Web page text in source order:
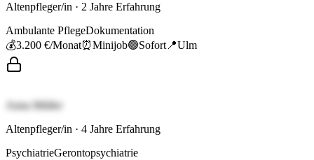
Altenpfleger/in · 2 Jahre Erfahrung
Ambulante PflegeDokumentation
💰3.200 €/Monat⏰Minijob🟢Sofort 📍Ulm
Anna Müller
Altenpfleger/in · 4 Jahre Erfahrung
PsychiatrieGerontopsychiatrie